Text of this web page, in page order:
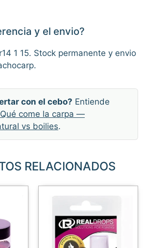
y el envio?
1 15. Stock permanente y envio
con el cebo? Entiende
Qué come la carpa —
vs boilies.
RELACIONADOS